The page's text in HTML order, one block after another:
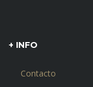
+ INFO
Contacto